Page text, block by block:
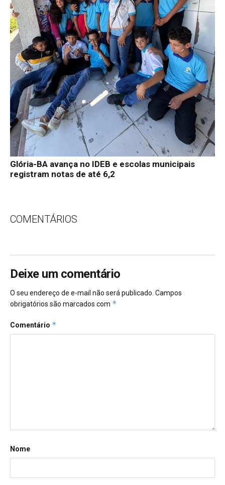
Glória-BA avança no IDEB e escolas municipais
registram notas de até 6,2
COMENTÁRIOS
Deixe um comentário
O seu endereço de e-mail não será publicado. Campos
obrigatórios são marcados com *
Comentário *
Nome